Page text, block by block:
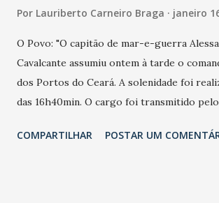
Festival Jazz & Blues, que será também em
na semana que antecede o Carnaval. As
Festival de Música custam R$ 5,00 por
abertas até o dia 23 de janeiro na
Música da UECE, no Itape...
Por Lauriberto Carneiro Braga janeiro
O Povo: "O capitão de mar-e-guerra
Cavalcante assumiu ontem à tarde o
dos Portos do Ceará. A solenidade foi
das 16h40min. O cargo foi transmitido
presidida pelo comandante do 3º Distrito
COMPARTILHAR POSTAR UM